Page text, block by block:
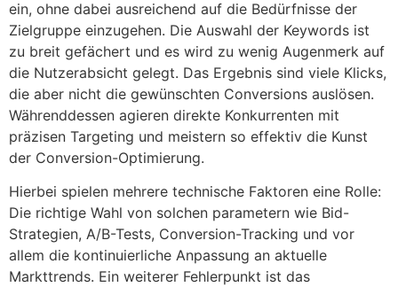
ein, ohne dabei ausreichend auf die Bedürfnisse der
Zielgruppe einzugehen. Die Auswahl der Keywords ist
zu breit gefächert und es wird zu wenig Augenmerk auf
die Nutzerabsicht gelegt. Das Ergebnis sind viele Klicks,
die aber nicht die gewünschten Conversions auslösen.
Währenddessen agieren direkte Konkurrenten mit
präzisen Targeting und meistern so effektiv die Kunst
der Conversion-Optimierung.
Hierbei spielen mehrere technische Faktoren eine Rolle:
Die richtige Wahl von solchen parametern wie Bid-
Strategien, A/B-Tests, Conversion-Tracking und vor
allem die kontinuierliche Anpassung an aktuelle
Markttrends. Ein weiterer Fehlerpunkt ist das